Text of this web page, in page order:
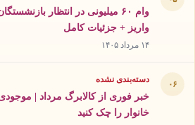
وام ۶۰ میلیونی در انتظار
واریز + جزئیات کامل
۱۴ مرداد ۱۴۰۵
۰۶ دسته‌بندی نشده
خبر فوری از کالابرگ مرداد |
خانوار را چک کنید